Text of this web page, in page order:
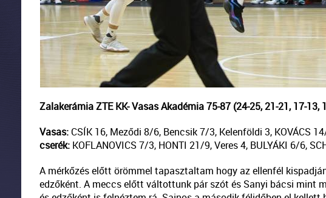
Zalakerámia ZTE KK- Vasas Akadémia 75-87 (24-25, 21-21, 17-13,
Vasas:CSÍK 16, Meződi 8/6, Bencsik 7/3, Kelenföldi 3, KOVÁCS
cserék:KOFLANOVICS 7/3, HONTI 21/9, Veres 4, BULYÁKI 6/6,
A mérkőzés előtt örömmel tapasztaltam hogy az ellenfél
edzőként. A meccs előtt váltottunk pár szót és Sanyi bácsi mint